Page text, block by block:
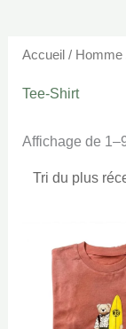
Accueil / Homme
Tee-Shirt
Affichage de